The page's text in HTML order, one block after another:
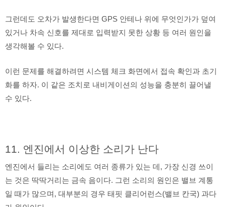
그런데도 오차가 발생한다면 GPS 안테나 위에 무엇인가가 덮여
있거나 차속 신호를 제대로 입력받지 못한 상황 등 여러 원인을
생각해볼 수 있다.
이런 문제를 해결하려면 시스템 체크 화면에서 접속 확인과 초기
화를 하자. 이 같은 조치로 내비게이션의 성능을 충분히 끌어낼
수 있다.
11. 엔진에서 이상한 소리가 난다
엔진에서 들리는 소리에도 여러 종류가 있는 데, 가장 신경 쓰이
는 것은 딱딱거리는 금속 음이다. 그런 소리의 원인은 밸브 계통
일 때가 많으며, 대부분의 경우 태핏 클리어런스(밸브 칸국) 과다